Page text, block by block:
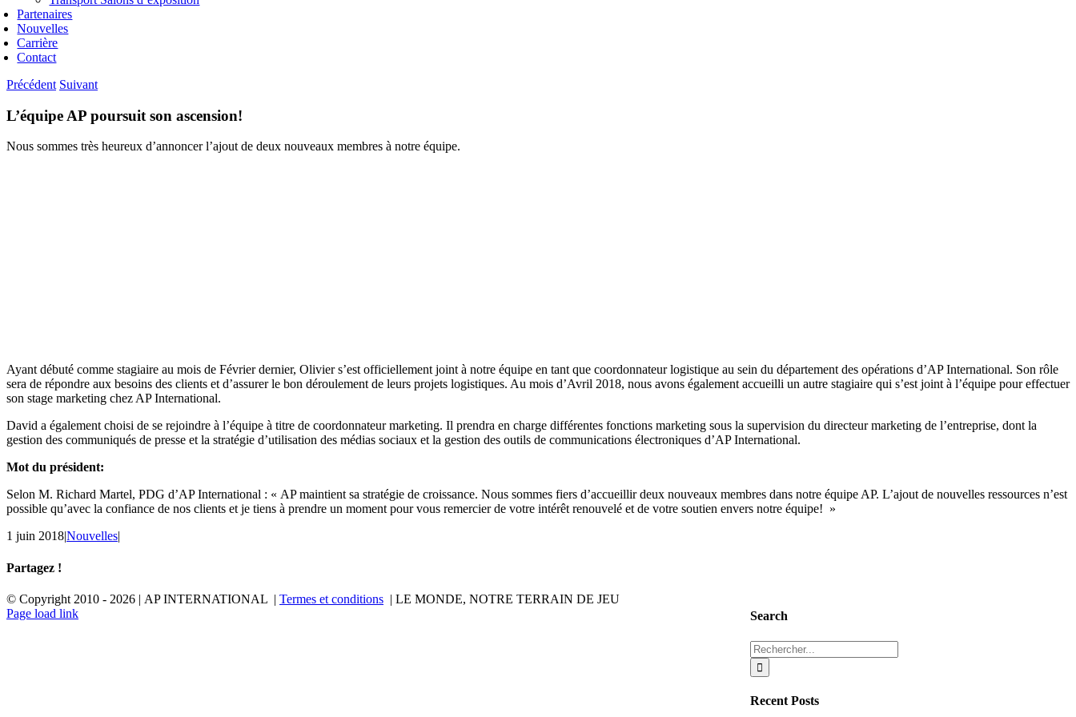
Partenaires
Nouvelles
Carrière
Contact
Précédent Suivant
L’équipe AP poursuit son ascension!
Nous sommes très heureux d’annoncer l’ajout de deux nouveaux membres à notre équipe.
Ayant débuté comme stagiaire au mois de Février dernier, Olivier s’est officiellement joint à notre équipe en tant que coordonnateur logistique au sein du département des opérations d’AP International. Son rôle
sera de répondre aux besoins des clients et d’assurer le bon déroulement de leurs projets logistiques. Au mois d’Avril 2018, nous avons également accueilli un autre stagiaire qui s’est joint à l’équipe pour effectuer
son stage marketing chez AP International.
David a également choisi de se rejoindre à l’équipe à titre de coordonnateur marketing. Il prendra en charge différentes fonctions marketing sous la supervision du directeur marketing de l’entreprise, dont la
gestion des communiqués de presse et la stratégie d’utilisation des médias sociaux et la gestion des outils de communications électroniques d’AP International.
Mot du président:
Selon M. Richard Martel, PDG d’AP International : « AP maintient sa stratégie de croissance. Nous sommes fiers d’accueillir deux nouveaux membres dans notre équipe AP. L’ajout de nouvelles ressources n’est
possible qu’avec la confiance de nos clients et je tiens à prendre un moment pour vous remercier de votre intérêt renouvelé et de votre soutien envers notre équipe! »
1 juin 2018|Nouvelles|
Partagez !
Facebook
X
Reddit
LinkedIn
Tumblr
Pinterest
Email
Search
Rechercher:
Recent Posts
© Copyright 2010 - 2026 | AP INTERNATIONAL | Termes et conditions | LE MONDE, NOTRE TERRAIN DE JEU
LinkedIn
YouTube
Page load link